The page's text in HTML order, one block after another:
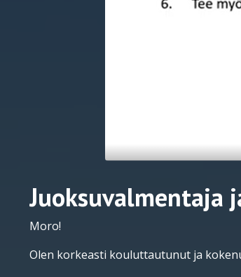
Juoksuvalmentaja
Moro!
Olen korkeasti kouluttautunut ja